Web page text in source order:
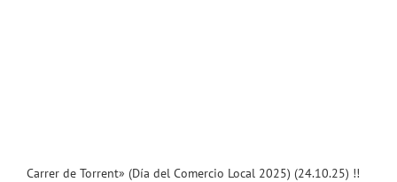
Carrer de Torrent» (Día del Comercio Local 2025) (24.10.25) !!